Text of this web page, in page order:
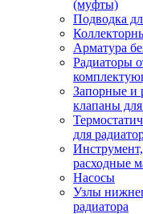
(муфты)
Подводка
Арматура
Радиаторы
Запорные и
клапаны
для
расходные
Насосы
Узлы
радиатора